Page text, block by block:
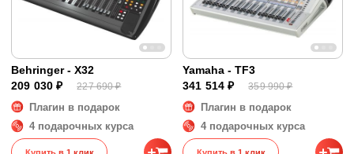
Behringer - X32
209 030 ₽
227 690 ₽
Плагин в подарок
4 подарочных курса
Купить в 1 клик
Yamaha - TF3
341 514 ₽
359 990 ₽
Плагин в подарок
4 подарочных курса
Купить в 1 клик